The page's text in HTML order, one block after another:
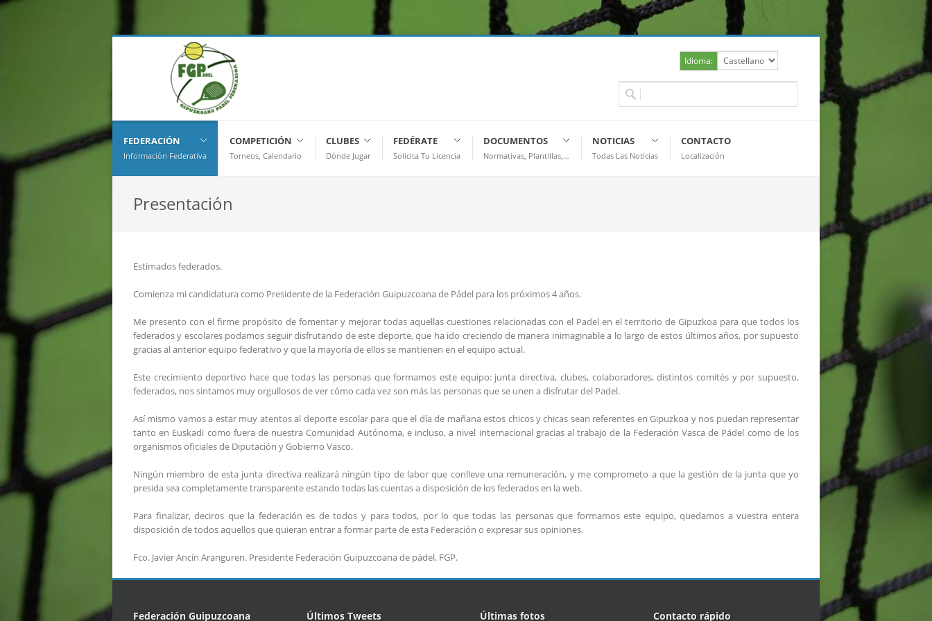
Idioma:
FEDERACIÓN
Información Federativa
COMPETICIÓN
Torneos, Calendario
CLUBES
Dónde Jugar
FEDÉRATE
Solicita Tu Licencia
DOCUMENTOS
Normativas, Plantillas,…
NOTICIAS
Todas Las Noticias
CONTACTO
Localización
Presentación
Estimados federados.
Comienza mi candidatura como Presidente de la Federación Guipuzcoana de Pádel para los próximos 4 años.
Me presento con el firme propósito de fomentar y mejorar todas aquellas cuestiones relacionadas con el Padel en el territorio de Gipuzkoa para que todos los
federados y escolares podamos seguir disfrutando de este deporte, que ha ido creciendo de manera inimaginable a lo largo de estos últimos años, por supuesto
gracias al anterior equipo federativo y que la mayoría de ellos se mantienen en el equipo actual.
Este crecimiento deportivo hace que todas las personas que formamos este equipo: junta directiva, clubes, colaboradores, distintos comités y por supuesto,
federados, nos sintamos muy orgullosos de ver cómo cada vez son más las personas que se unen a disfrutar del Padel.
Así mismo vamos a estar muy atentos al deporte escolar para que el día de mañana estos chicos y chicas sean referentes en Gipuzkoa y nos puedan representar
tanto en Euskadi como fuera de nuestra Comunidad Autónoma, e incluso, a nivel internacional gracias al trabajo de la Federación Vasca de Pádel como de los
organismos oficiales de Diputación y Gobierno Vasco.
Ningún miembro de esta junta directiva realizará ningún tipo de labor que conlleve una remuneración, y me comprometo a que la gestión de la junta que yo
presida sea completamente transparente estando todas las cuentas a disposición de los federados en la web.
Para finalizar, deciros que la federación es de todos y para todos, por lo que todas las personas que formamos este equipo, quedamos a vuestra entera
disposición de todos aquellos que quieran entrar a formar parte de esta Federación o expresar sus opiniones.
Fco. Javier Ancín Aranguren. Presidente Federación Guipuzcoana de pádel. FGP.
Federación Guipuzcoana Últimos Tweets Últimas fotos Contacto rápido